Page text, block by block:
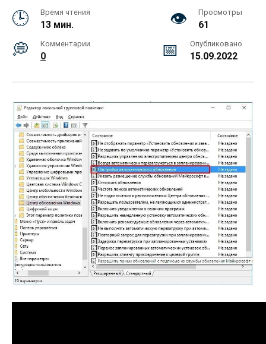
Время чтения
13 мин.
Просмотры
61
Комментарии
0
Опубликовано
15.09.2022